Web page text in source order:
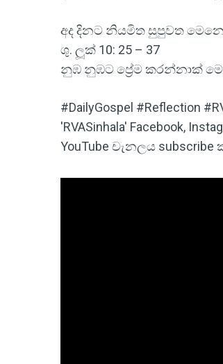
අද දිනට නියමිත සුපුවත
ශු. ලූක් 10: 25 – 37
නුඹ නුඹට ප්‍රේම කරන්නාක්
#DailyGospel #Reflection
'RVASinhala' Facebook,
YouTube චැනලය